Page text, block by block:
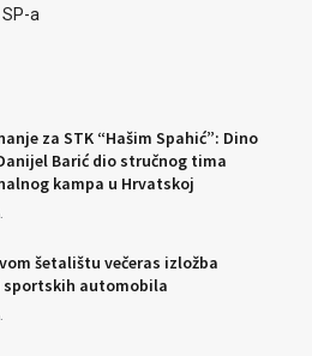
a
za STK “Hašim Spahić”: Dino
Barić dio stručnog tima
kampa u Hrvatskoj
šetalištu večeras izložba
sportskih automobila